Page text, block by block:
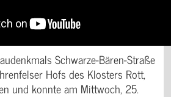
des Instituts richtet sich der Blick
Hier entsteht ein Ort der
und des Austauschs. Neben
Gebäude, das sich im Eigentum
drei Wohnungen sowie eine
im Erdgeschoss.